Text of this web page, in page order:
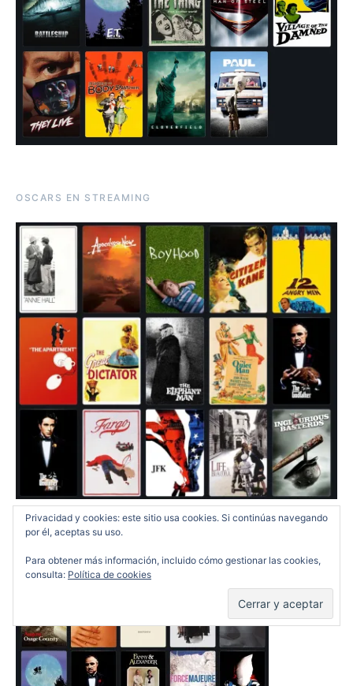
OSCARS EN STREAMING
Privacidad y cookies: este sitio usa cookies. Si continúas navegando
por él, aceptas su uso.
Para obtener más información, incluido cómo gestionar las cookies,
consulta: Política de cookies